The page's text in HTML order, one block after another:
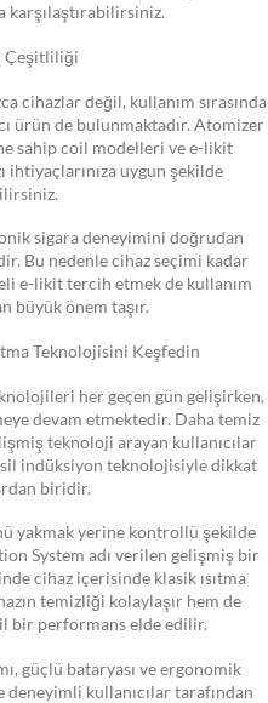
karşılaştırabilirsiniz.
Çeşitliliği
cihazlar değil, kullanım sırasında
ürün de bulunmaktadır. Atomizer
sahip coil modelleri ve e-likit
ihtiyaçlarınıza uygun şekilde
sigara deneyimini doğrudan
Bu nedenle cihaz seçimi kadar
e-likit tercih etmek de kullanım
büyük önem taşır.
Teknolojisini Keşfedin
her geçen gün gelişirken,
devam etmektedir. Daha temiz
teknoloji arayan kullanıcılar
indüksiyon teknolojisiyle dikkat
biridir.
yakmak yerine kontrollü şekilde
System adı verilen gelişmiş bir
cihaz içerisinde klasik ısıtma
temizliği kolaylaşır hem de
bir performans elde edilir.
güçlü bataryası ve ergonomik
deneyimli kullanıcılar tarafından